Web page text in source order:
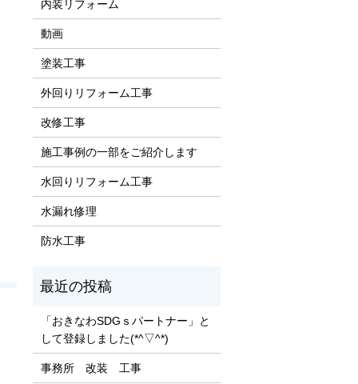
内装リフォーム
動画
塗装工事
外回りリフォーム工事
改修工事
施工事例の一部をご紹介します
水回りリフォーム工事
水漏れ修理
防水工事
「おきなわSDGｓパートナー」と
して登録しました(*^▽^*)
事務所 改装 工事